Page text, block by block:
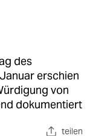
des
erschien
von
dokumentiert
teilen